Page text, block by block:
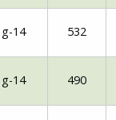
g-14 532
g-14 490